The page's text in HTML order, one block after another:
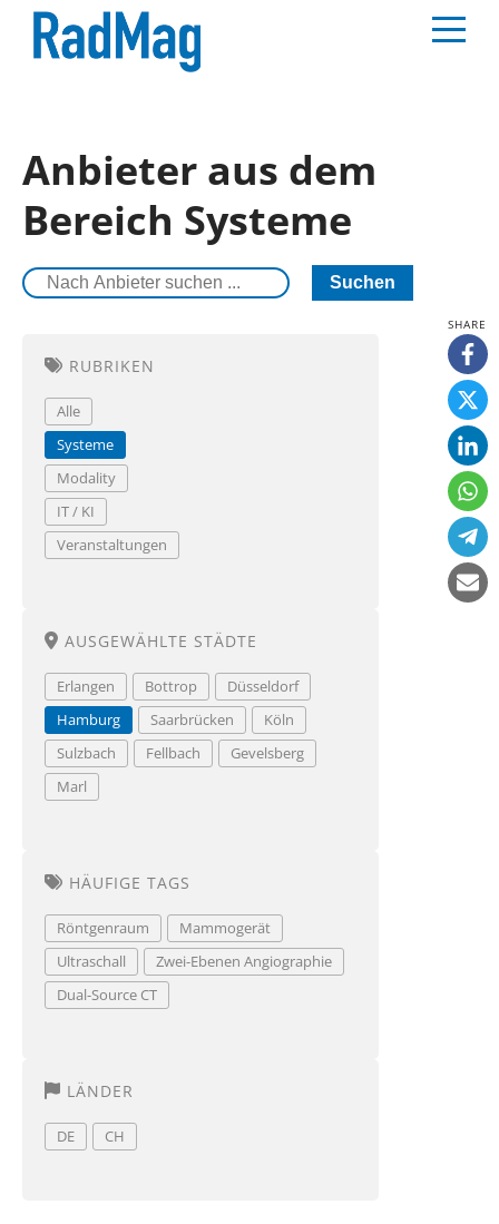
Anbieter aus dem
Bereich Systeme
Suchen
RUBRIKEN
Alle
Systeme
Modality
IT / KI
Veranstaltungen
AUSGEWÄHLTE STÄDTE
Erlangen Bottrop
Düsseldorf
Hamburg
Saarbrücken
Köln
Sulzbach
Fellbach
Gevelsberg
Marl
HÄUFIGE TAGS
Röntgenraum
Mammogerät
Ultraschall
Zwei-Ebenen Angiographie
Dual-Source CT
LÄNDER
DE CH